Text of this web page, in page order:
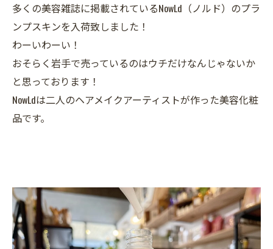
多くの美容雑誌に掲載されているNowLd（ノルド）のプラ
ンプスキンを入荷致しました！
わーいわーい！
おそらく岩手で売っているのはウチだけなんじゃないか
と思っております！
NowLdは二人のヘアメイクアーティストが作った美容化粧
品です。